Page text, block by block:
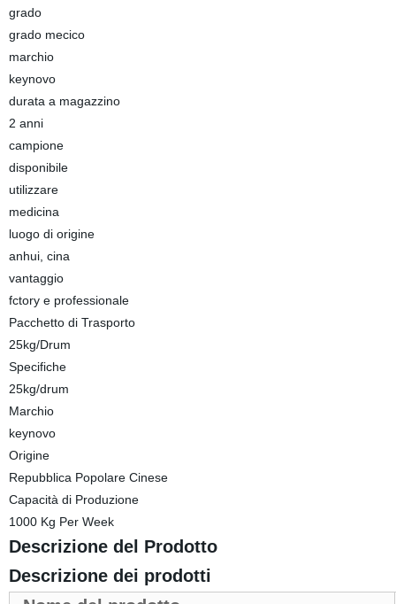
grado
grado mecico
marchio
keynovo
durata a magazzino
2 anni
campione
disponibile
utilizzare
medicina
luogo di origine
anhui, cina
vantaggio
fctory e professionale
Pacchetto di Trasporto
25kg/Drum
Specifiche
25kg/drum
Marchio
keynovo
Origine
Repubblica Popolare Cinese
Capacità di Produzione
1000 Kg Per Week
Descrizione del Prodotto
Descrizione dei prodotti